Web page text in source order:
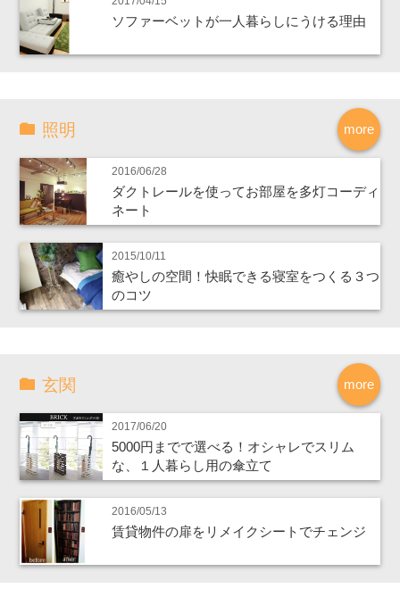
ソファーベットが一人暮らしにうける理由
more
照明
2016/06/28
ダクトレールを使ってお部屋を多灯コーディ
ネート
2015/10/11
癒やしの空間！快眠できる寝室をつくる３つ
のコツ
more
玄関
2017/06/20
5000円までで選べる！オシャレでスリム
な、１人暮らし用の傘立て
2016/05/13
賃貸物件の扉をリメイクシートでチェンジ